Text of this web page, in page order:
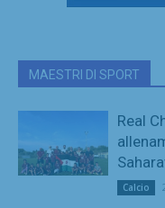
MAESTRI DI SPORT
Real
Calcio